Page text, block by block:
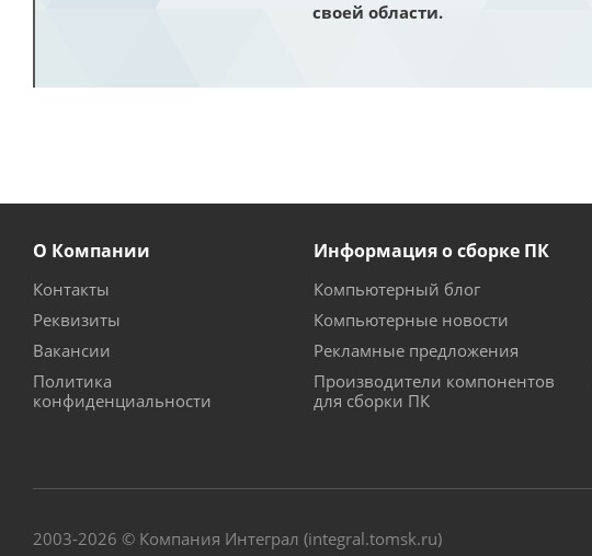
своей области.
О Компании
Контакты
Реквизиты
Вакансии
Политика
конфиденциальности
Информация о сборке ПК
Компьютерный блог
Компьютерные новости
Рекламные предложения
Производители компонентов
для сборки ПК
2003-2026 © Компания Интеграл (integral.tomsk.ru)